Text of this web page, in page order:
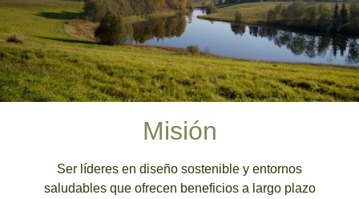
Misión
Ser líderes en diseño sostenible y entornos
saludablesque ofrecen beneficios a largo plazo